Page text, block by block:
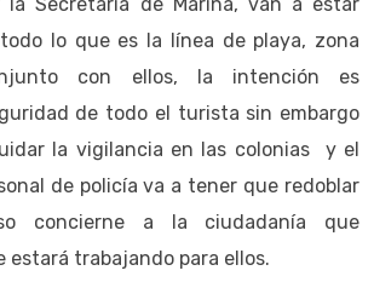
lo que es la línea de playa, zona
con ellos, la intención es
de todo el turista sin embargo
la vigilancia en las colonias y el
de policía va a tener que redoblar
concierne a la ciudadanía que
estará trabajando para ellos.